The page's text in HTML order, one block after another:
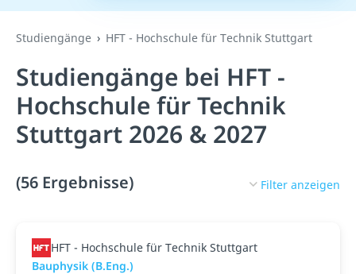
Studiengänge HFT - Hochschule für Technik Stuttgart
Studiengänge bei HFT -
Hochschule für Technik
Stuttgart 2026 & 2027
(56 Ergebnisse) Filter anzeigen
HFT - Hochschule für Technik Stuttgart
Bauphysik (B.Eng.)